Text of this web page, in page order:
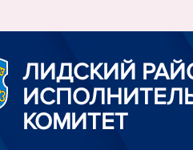
ЛИДСКИЙ
КОМИТЕТ